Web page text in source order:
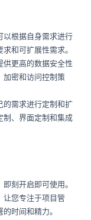
以根据自身需求进行
和可扩展性需求。
供更高的数据安全性
加密和访问控制策
的需求进行定制和扩
制、界面定制和集成
刻开启即可使用。
让您专注于项目管
时间和精力。